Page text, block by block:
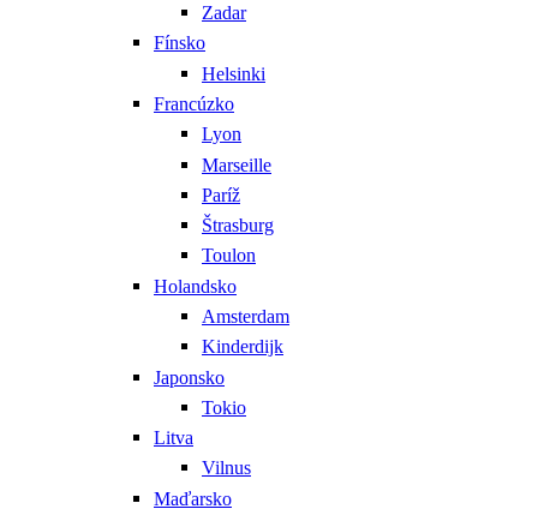
Zadar
Fínsko
Helsinki
Francúzko
Lyon
Marseille
Paríž
Štrasburg
Toulon
Holandsko
Amsterdam
Kinderdijk
Japonsko
Tokio
Litva
Vilnus
Maďarsko